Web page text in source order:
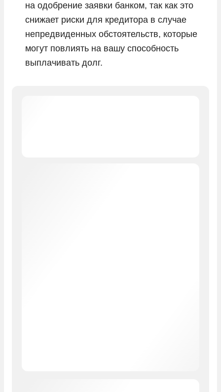
на одобрение заявки банком, так как это
снижает риски для кредитора в случае
непредвиденных обстоятельств, которые
могут повлиять на вашу способность
выплачивать долг.